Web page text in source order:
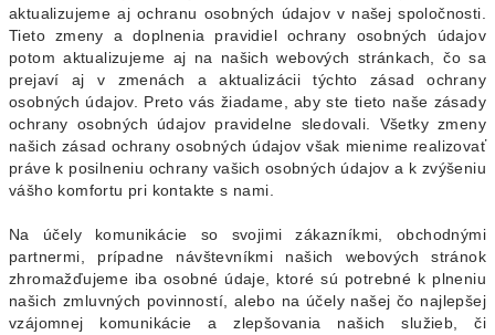
aktualizujeme aj ochranu osobných údajov v našej spoločnosti.
Tieto zmeny a doplnenia pravidiel ochrany osobných údajov
potom aktualizujeme aj na našich webových stránkach, čo sa
prejaví aj v zmenách a aktualizácii týchto zásad ochrany
osobných údajov. Preto vás žiadame, aby ste tieto naše zásady
ochrany osobných údajov pravidelne sledovali. Všetky zmeny
našich zásad ochrany osobných údajov však mienime realizovať
práve k posilneniu ochrany vašich osobných údajov a k zvýšeniu
vášho komfortu pri kontakte s nami.
Na účely komunikácie so svojimi zákazníkmi, obchodnými
partnermi, prípadne návštevníkmi našich webových stránok
zhromažďujeme iba osobné údaje, ktoré sú potrebné k plneniu
našich zmluvných povinností, alebo na účely našej čo najlepšej
vzájomnej komunikácie a zlepšovania našich služieb, či